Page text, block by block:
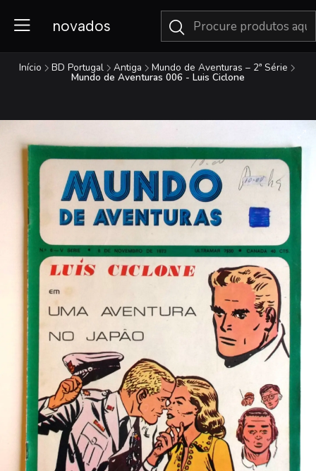
novados
Início BD Portugal Antiga Mundo de Aventuras – 2ª Série
Mundo de Aventuras 006 - Luis Ciclone